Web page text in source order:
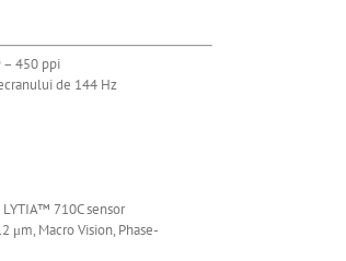
– 450 ppi
de 144 Hz
710C sensor
μm, Macro Vision, Phase-